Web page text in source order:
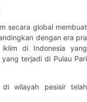
secara global membuat
dengan era pra
di Indonesia yang
terjadi di Pulau Pari
di wilayah pesisir telah